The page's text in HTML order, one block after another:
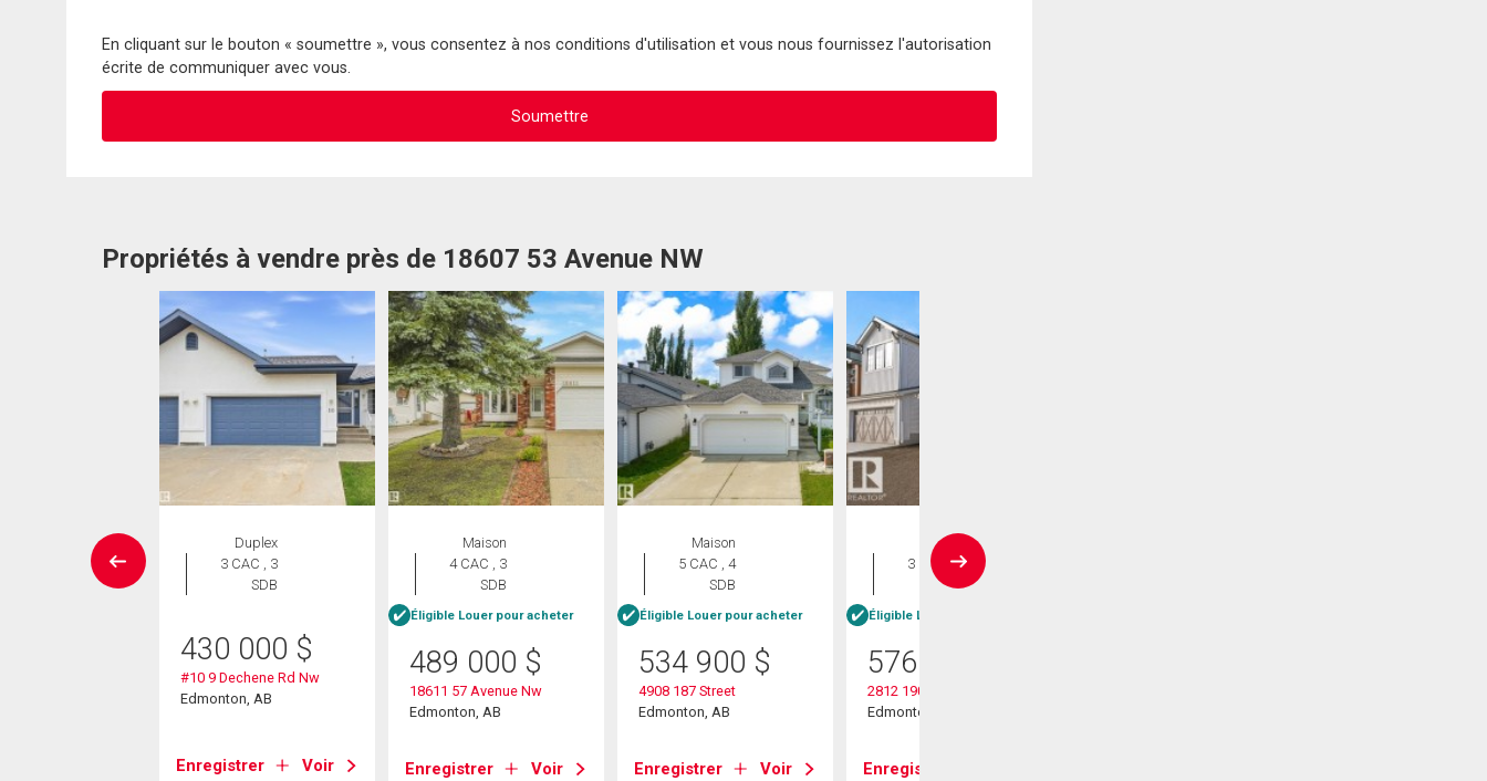
En cliquant sur le bouton « soumettre », vous consentez à nos conditions d'utilisation et vous nous fournissez l'autorisation
écrite de communiquer avec vous.
Propriétés à vendre près de 18607 53 Avenue NW
Duplex
3 CAC , 3
SDB
430 000 $
#10 9 Dechene Rd Nw
Edmonton, AB
Enregistrer Voir
Maison
4 CAC , 3
SDB
Éligible Louer pour acheter
489 000 $
18611 57 Avenue Nw
Edmonton, AB
Enregistrer Voir
Maison
5 CAC , 4
SDB
Éligible Louer pour acheter
534 900 $
4908 187 Street
Edmonton, AB
Enregistrer Voir
Maison
3 CAC , 3
SDB
Éligible Louer pour acheter
576 600
2812 190 Street Nw
Edmonton, AB
Enregistrer